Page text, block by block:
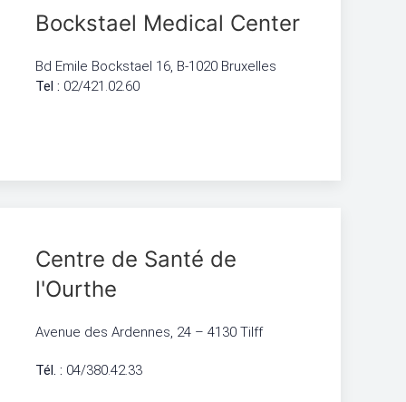
Bockstael Medical Center
Bd Emile Bockstael 16, B-1020 Bruxelles
Tel : 02/421.02.60
Centre de Santé de
l'Ourthe
Avenue des Ardennes, 24 – 4130 Tilff
Tél. : 04/380.42.33